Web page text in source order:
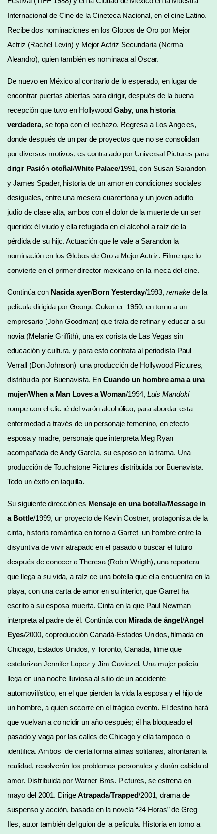
Internacional de Cine de la Cineteca Nacional, en el cine Latino.
Recibe dos nominaciones en los Globos de Oro por Mejor
Actriz (Rachel Levin) y Mejor Actriz Secundaria (Norma
Aleandro), quien también es nominada al Oscar.
De nuevo en México al contrario de lo esperado, en lugar de
encontrar puertas abiertas para dirigir, después de la buena
recepción que tuvo en Hollywood Gaby, una historia
verdadera, se topa con el rechazo. Regresa a Los Angeles,
donde después de un par de proyectos que no se consolidan
por diversos motivos, es contratado por Universal Pictures para
dirigir Pasión otoñal/White Palace/1991, con Susan Sarandon
y James Spader, historia de un amor en condiciones sociales
desiguales, entre una mesera cuarentona y un joven adulto
judío de clase alta, ambos con el dolor de la muerte de un ser
querido: él viudo y ella refugiada en el alcohol a raíz de la
pérdida de su hijo. Actuación que le vale a Sarandon la
nominación en los Globos de Oro a Mejor Actriz. Filme que lo
convierte en el primer director mexicano en la meca del cine.
Continúa con Nacida ayer/Born Yesterday/1993, remake de la
película dirigida por George Cukor en 1950, en torno a un
empresario (John Goodman) que trata de refinar y educar a su
novia (Melanie Griffith), una ex corista de Las Vegas sin
educación y cultura, y para esto contrata al periodista Paul
Verrall (Don Johnson); una producción de Hollywood Pictures,
distribuida por Buenavista. En Cuando un hombre ama a una
mujer/When a Man Loves a Woman/1994, Luis Mandoki
rompe con el cliché del varón alcohólico, para abordar esta
enfermedad a través de un personaje femenino, en efecto
esposa y madre, personaje que interpreta Meg Ryan
acompañada de Andy García, su esposo en la trama. Una
producción de Touchstone Pictures distribuida por Buenavista.
Todo un éxito en taquilla.
Su siguiente dirección es Mensaje en una botella/Message in
a Bottle/1999, un proyecto de Kevin Costner, protagonista de la
cinta, historia romántica en torno a Garret, un hombre entre la
disyuntiva de vivir atrapado en el pasado o buscar el futuro
después de conocer a Theresa (Robin Wrigth), una reportera
que llega a su vida, a raíz de una botella que ella encuentra en la
playa, con una carta de amor en su interior, que Garret ha
escrito a su esposa muerta. Cinta en la que Paul Newman
interpreta al padre de él. Continúa con Mirada de ángel/Angel
Eyes/2000, coproducción Canadá-Estados Unidos, filmada en
Chicago, Estados Unidos, y Toronto, Canadá, filme que
estelarizan Jennifer Lopez y Jim Caviezel. Una mujer policía
llega en una noche lluviosa al sitio de un accidente
automovilístico, en el que pierden la vida la esposa y el hijo de
un hombre, a quien socorre en el trágico evento. El destino hará
que vuelvan a coincidir un año después; él ha bloqueado el
pasado y vaga por las calles de Chicago y ella tampoco lo
identifica. Ambos, de cierta forma almas solitarias, afrontarán la
realidad, resolverán los problemas personales y darán cabida al
amor. Distribuida por Warner Bros. Pictures, se estrena en
mayo del 2001. Dirige Atrapada/Trapped/2001, drama de
suspenso y acción, basada en la novela “24 Horas” de Greg
Iles, autor también del guion de la película. Historia en torno al